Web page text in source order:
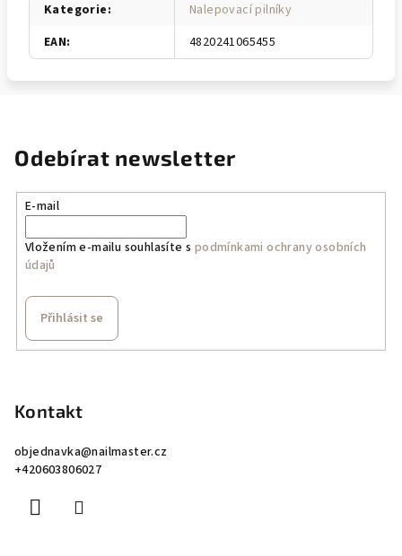
Kategorie:
Nalepovací pilníky
EAN: 4820241065455
Odebírat newsletter
E-mail
Vložením e-mailu souhlasíte s podmínkami ochrany osobních
údajů
Přihlásit se
Kontakt
objednavka@nailmaster.cz
+420603806027